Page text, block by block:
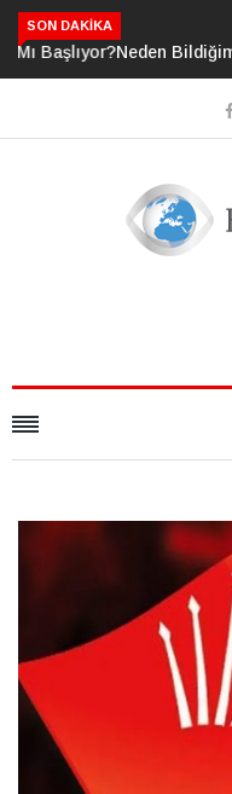
SON DAKIKA
Neden Bildiğimizden Daha